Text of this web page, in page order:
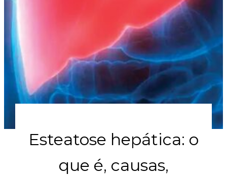
Esteatose hepática: o
que é, causas,